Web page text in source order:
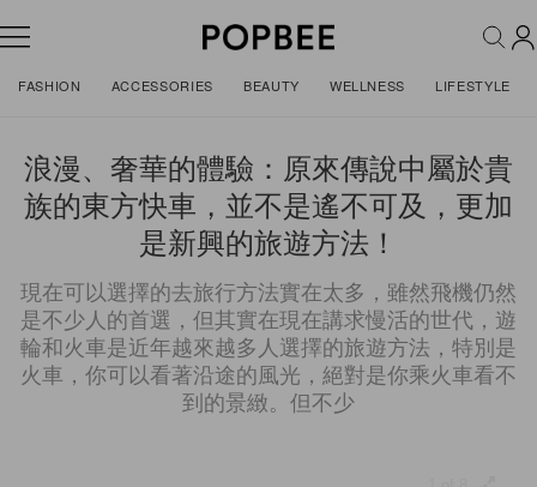
FASHION ACCESSORIES BEAUTY WELLNESS LIFESTYLE
浪漫、奢華的體驗：原來傳說中屬於貴
族的東方快車，並不是遙不可及，更加
是新興的旅遊方法！
現在可以選擇的去旅行方法實在太多，雖然飛機仍然
是不少人的首選，但其實在現在講求慢活的世代，遊
輪和火車是近年越來越多人選擇的旅遊方法，特別是
火車，你可以看著沿途的風光，絕對是你乘火車看不
到的景緻。但不少